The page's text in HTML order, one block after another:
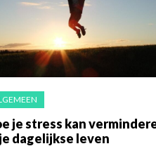
je stress kan
dagelijkse leven